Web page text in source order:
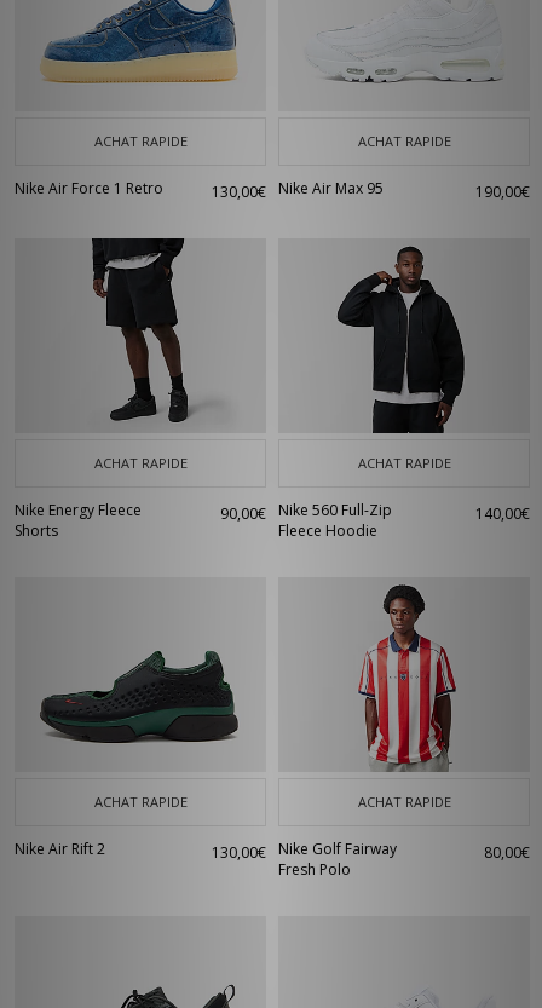
ACHAT RAPIDE
Nike Air Force 1 Retro 130,00€
ACHAT RAPIDE
Nike Air Max 95 190,00€
ACHAT RAPIDE
Nike Energy Fleece
Shorts
90,00€
ACHAT RAPIDE
Nike 560 Full-Zip
Fleece Hoodie
140,00€
ACHAT RAPIDE
Nike Air Rift 2 130,00€
ACHAT RAPIDE
Nike Golf Fairway
Fresh Polo
80,00€